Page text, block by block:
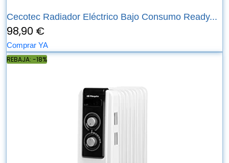
Cecotec Radiador Eléctrico Bajo Consumo Ready...
98,90 €
Comprar YA
REBAJA: -18%